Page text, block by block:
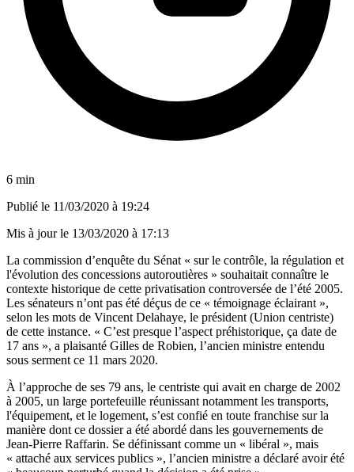
6 min
Publié le 11/03/2020 à 19:24
Mis à jour le 13/03/2020 à 17:13
La commission d’enquête du Sénat « sur le contrôle, la régulation et
l'évolution des concessions autoroutières » souhaitait connaître le
contexte historique de cette privatisation controversée de l’été 2005.
Les sénateurs n’ont pas été déçus de ce « témoignage éclairant »,
selon les mots de Vincent Delahaye, le président (Union centriste)
de cette instance. « C’est presque l’aspect préhistorique, ça date de
17 ans », a plaisanté Gilles de Robien, l’ancien ministre entendu
sous serment ce 11 mars 2020.
À l’approche de ses 79 ans, le centriste qui avait en charge de 2002
à 2005, un large portefeuille réunissant notamment les transports,
l'équipement, et le logement, s’est confié en toute franchise sur la
manière dont ce dossier a été abordé dans les gouvernements de
Jean-Pierre Raffarin. Se définissant comme un « libéral », mais
« attaché aux services publics », l’ancien ministre a déclaré avoir été